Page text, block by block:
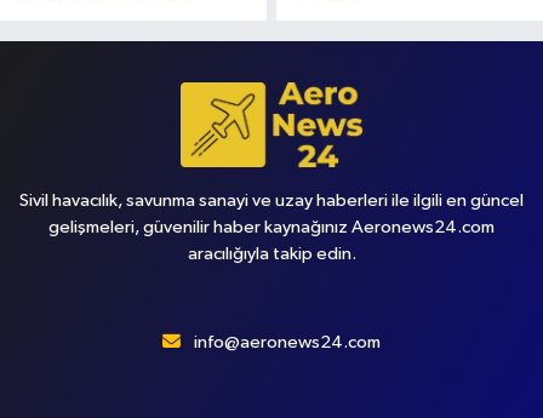
Sivil havacılık, savunma sanayi ve uzay haberleri ile ilgili en güncel
gelişmeleri, güvenilir haber kaynağınız Aeronews24.com
aracılığıyla takip edin.
info@aeronews24.com